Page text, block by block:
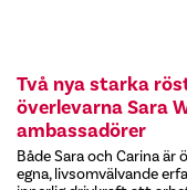
Två nya starka
överlevarna Sara
ambassadörer
Både Sara och Carina
egna, livsomvälvande